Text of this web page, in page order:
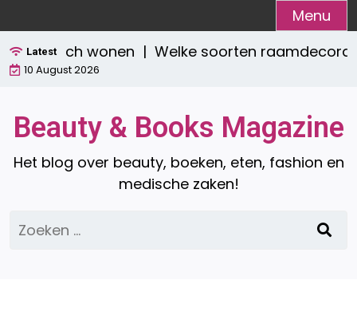
naar
de
inhoud
Menu
Latestwonen |Welke soorten raamdecoratie
10 August 2026
Beauty & Books Magazine
Het blog over beauty, boeken, eten, fashion en
medische zaken!
Zoeken
naar: